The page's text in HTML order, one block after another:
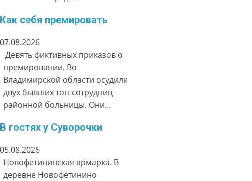
Как себя премировать
07.08.2026
Девять фиктивных приказов о
премировании. Во
Владимирской области осудили
двух бывших топ-сотрудниц
районной больницы. Они…
В гостях у Суворочки
05.08.2026
Новофетининская ярмарка. В
деревне Новофетинино